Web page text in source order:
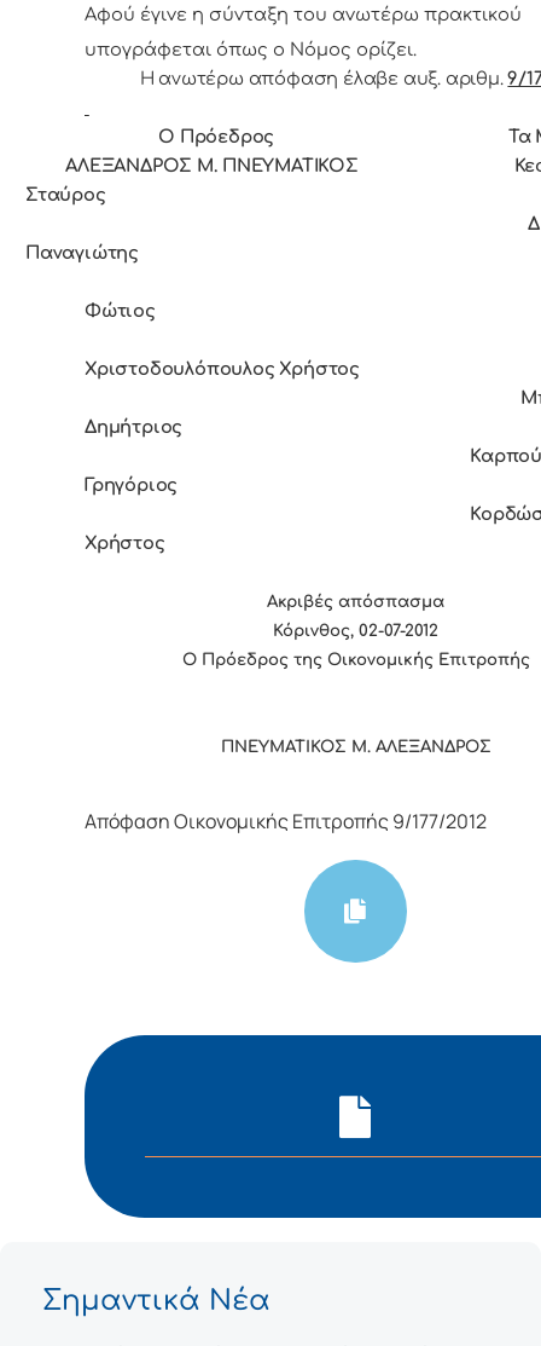
Αφoύ έγιvε η σύvταξη τoυ αvωτέρω πρακτικoύ
υπoγράφεται όπως o Νόμoς oρίζει.
Η ανωτέρω απόφαση έλαβε αυξ. αριθμ.9/
Ο Πρόεδρoς Τα
ΑΛΕΞΑΝΔΡΟΣ Μ. ΠΝΕΥΜΑΤΙΚΟΣ
Σταύρος
Παναγιώτης
Φώτιος
Χριστοδουλόπουλος Χρήστος
Δημήτριος
Γρηγόριος
Χρήστος
Ακριβές απόσπασμα
Κόρινθος, 02-07-2012
Ο Πρόεδρος της Οικονομικής Επιτροπής
ΠΝΕΥΜΑΤΙΚΟΣ Μ. ΑΛΕΞΑΝΔΡΟΣ
Απόφαση Οικονομικής Επιτροπής 9/177/2012
Σημαντικά Νέα